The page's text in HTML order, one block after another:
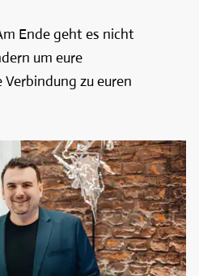
Ende geht es nicht
um eure
zu euren